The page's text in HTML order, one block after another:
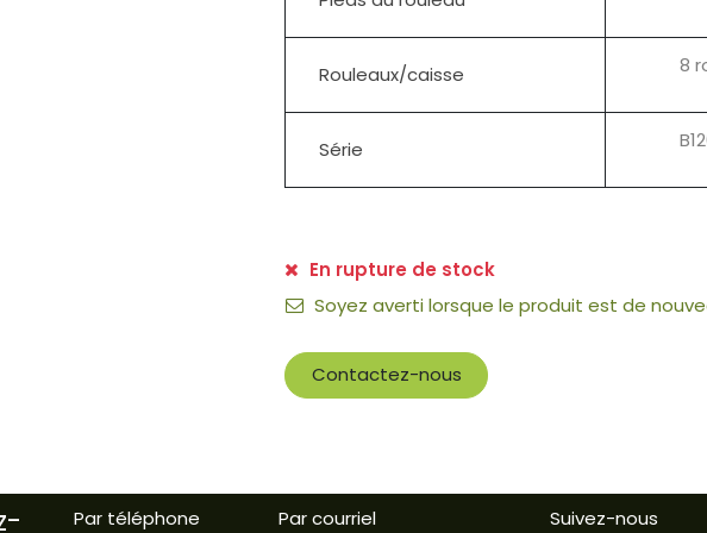
Rouleaux/caisse 8
Série
En rupture de stock
Soyez averti lorsque le produit est de
Contactez-nous
Par téléphone Par courriel Suivez-nous